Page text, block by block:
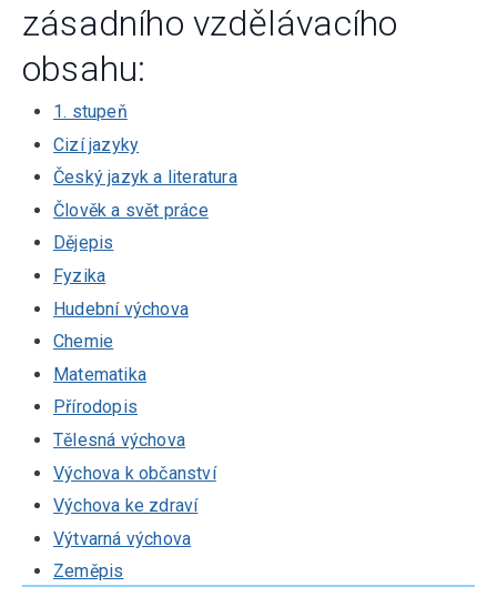
zásadního vzdělávacího
obsahu:
1. stupeň
Cizí jazyky
Český jazyk a literatura
Člověk a svět práce
Dějepis
Fyzika
Hudební výchova
Chemie
Matematika
Přírodopis
Tělesná výchova
Výchova k občanství
Výchova ke zdraví
Výtvarná výchova
Zeměpis